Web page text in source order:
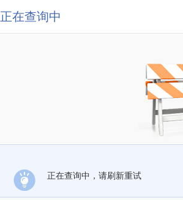
正在查询中
正在查询中，请刷新重试